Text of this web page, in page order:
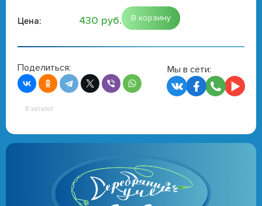
Цена: 430 руб. В корзину
Поделиться: Мы в сети:
В каталог